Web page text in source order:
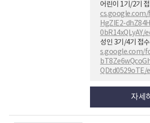
어린이 1기/2기
cs.google.com/
HgZIE2-
0bR14xQLyAY/
성인 3기/4기 접
s.google.com/
QDtd0529oTE/
자세